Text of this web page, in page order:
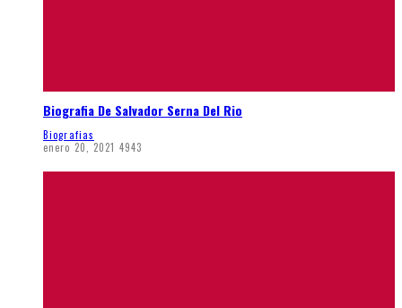
Biografia De Salvador Serna Del Rio
Biografias
enero 20, 2021 4943